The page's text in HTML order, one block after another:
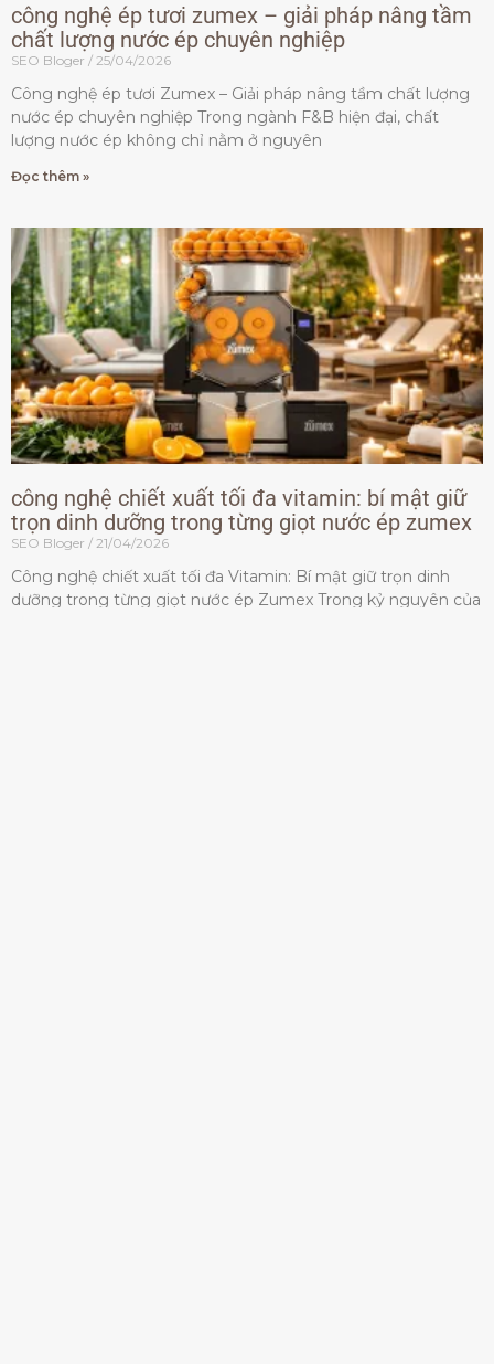
công nghệ ép tươi zumex – giải pháp nâng tầm
chất lượng nước ép chuyên nghiệp
SEO Bloger 25/04/2026
Công nghệ ép tươi Zumex – Giải pháp nâng tầm chất lượng
nước ép chuyên nghiệp Trong ngành F&B hiện đại, chất
lượng nước ép không chỉ nằm ở nguyên
Đọc thêm »
công nghệ chiết xuất tối đa vitamin: bí mật giữ
trọn dinh dưỡng trong từng giọt nước ép zumex
SEO Bloger 21/04/2026
Công nghệ chiết xuất tối đa Vitamin: Bí mật giữ trọn dinh
dưỡng trong từng giọt nước ép Zumex Trong kỷ nguyên của